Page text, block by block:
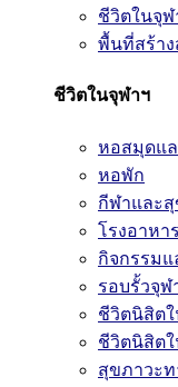
ชีวิตในจุฬ
พื้นที่สร้าง
ชีวิตในจุฬาฯ
หอสมุดแ
หอพัก
กีฬาและ
โรงอาหา
กิจกรรม
รอบรั้วจุฬ
ชีวิตนิสิตใ
ชีวิตนิสิตใ
สุขภาวะ